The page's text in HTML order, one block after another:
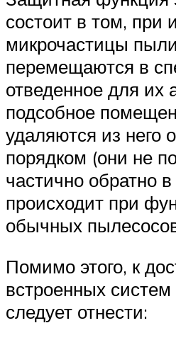
состоит в том, при
микрочастицы
перемещаются в
отведенное для их
подсобное
удаляются из него
порядком (они не
частично обратно в
происходит при
обычных
Помимо этого, к
встроенных
следует отнести: